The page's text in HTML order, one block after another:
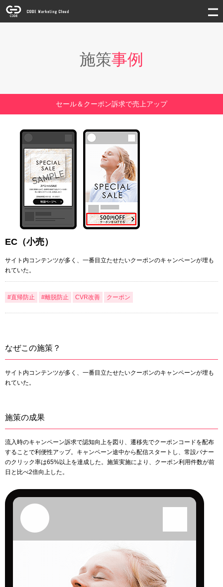
施策事例
セール＆クーポン訴求で売上アップ
EC（小売）
サイト内コンテンツが多く、一番目立たせたいクーポンのキャンペーンが埋も
れていた。
#直帰防止 #離脱防止 CVR改善 クーポン
なぜこの施策？
サイト内コンテンツが多く、一番目立たせたいクーポンのキャンペーンが埋も
れていた。
施策の成果
流入時のキャンペーン訴求で認知向上を図り、遷移先でクーポンコードを配布
することで利便性アップ。キャンペーン途中から配信スタートし、常設バナー
のクリック率は65%以上を達成した。施策実施により、クーポン利用件数が前
日と比べ2倍向上した。